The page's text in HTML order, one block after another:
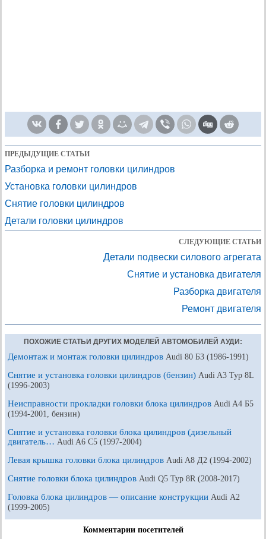
ПРЕДЫДУЩИЕ СТАТЬИ
Разборка и ремонт головки цилиндров
Установка головки цилиндров
Снятие головки цилиндров
Детали головки цилиндров
СЛЕДУЮЩИЕ СТАТЬИ
Детали подвески силового агрегата
Снятие и установка двигателя
Разборка двигателя
Ремонт двигателя
ПОХОЖИЕ СТАТЬИ ДРУГИХ МОДЕЛЕЙ АВТОМОБИЛЕЙ АУДИ:
Демонтаж и монтаж головки цилиндров Audi 80 Б3 (1986-1991)
Снятие и установка головки цилиндров (бензин) Audi A3 Typ 8L
(1996-2003)
Неисправности прокладки головки блока цилиндров Audi A4 Б5
(1994-2001, бензин)
Снятие и установка головки блока цилиндров (дизельный
двигатель… Audi A6 С5 (1997-2004)
Левая крышка головки блока цилиндров Audi A8 Д2 (1994-2002)
Снятие головки блока цилиндров Audi Q5 Typ 8R (2008-2017)
Головка блока цилиндров — описание конструкции Audi А2
(1999-2005)
Комментарии посетителей